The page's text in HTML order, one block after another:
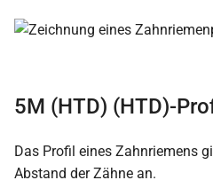
5M (HTD) (HTD)-
Das Profil eines Zahnriemens
Abstand der Zähne an.